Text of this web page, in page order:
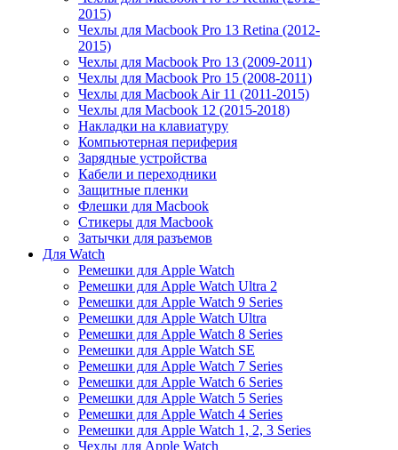
2015)
Чехлы для Macbook Pro 13 Retina (2012-
2015)
Чехлы для Macbook Pro 13 (2009-2011)
Чехлы для Macbook Pro 15 (2008-2011)
Чехлы для Macbook Air 11 (2011-2015)
Чехлы для Macbook 12 (2015-2018)
Накладки на клавиатуру
Компьютерная периферия
Зарядные устройства
Кабели и переходники
Защитные пленки
Флешки для Macbook
Стикеры для Macbook
Затычки для разъемов
Для Watch
Ремешки для Apple Watch
Ремешки для Apple Watch Ultra 2
Ремешки для Apple Watch 9 Series
Ремешки для Apple Watch Ultra
Ремешки для Apple Watch 8 Series
Ремешки для Apple Watch SE
Ремешки для Apple Watch 7 Series
Ремешки для Apple Watch 6 Series
Ремешки для Apple Watch 5 Series
Ремешки для Apple Watch 4 Series
Ремешки для Apple Watch 1, 2, 3 Series
Чехлы для Apple Watch